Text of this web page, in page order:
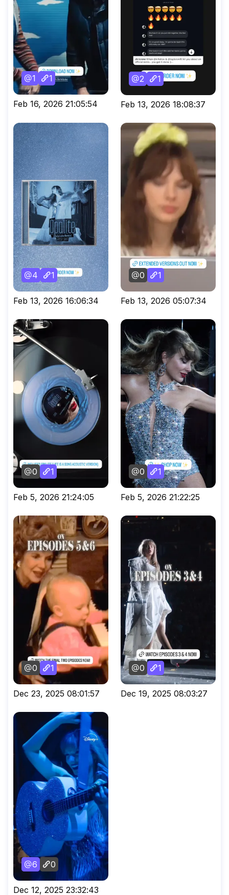
1 1
Feb 16, 2026 21:05:54
2 1
Feb 13, 2026 18:08:37
4 1
Feb 13, 2026 16:06:34
0 1
Feb 13, 2026 05:07:34
0 1
Feb 5, 2026 21:24:05
0 1
Feb 5, 2026 21:22:25
0 1
Dec 23, 2025 08:01:57
0 1
Dec 19, 2025 08:03:27
6 0
Dec 12, 2025 23:32:43